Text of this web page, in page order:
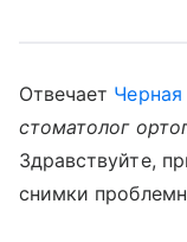
Отвечает
стоматолог
Здравствуйте,
снимки